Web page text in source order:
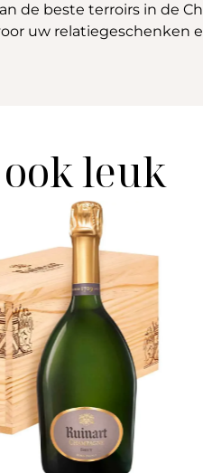
de beste terroirs in de
uw relatiegeschenken
leuk